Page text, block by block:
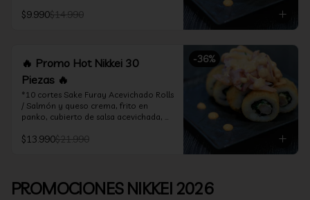
$9.990$14.990
-36%
🔥 Promo Hot Nikkei 30
Piezas 🔥
*10 cortes Sake Furay Acevichado Rolls
/ Salmón y queso crema, frito en
panko, cubierto de salsa acevichada,
*10 cortes Maguro Acevichado Rolls /
$13.990$21.990
PROMOCIONES NIKKEI 2026